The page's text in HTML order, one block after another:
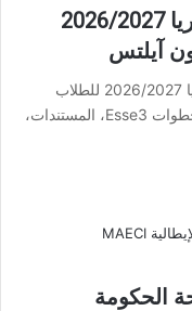
كيفية التقديم لمنحة جامعة كالابريا 2026/2027
آيلتس
تعرف على كيفية التقديم لمنحة جامعة كالابريا 2026/2027 للطلاب
العرب في إيطاليا من دون آيلتس، مع شرح خطوات Esse3، المستندات،
الحكومة